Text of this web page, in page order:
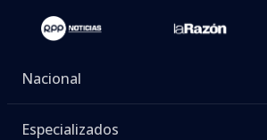
Nacional
Especializados